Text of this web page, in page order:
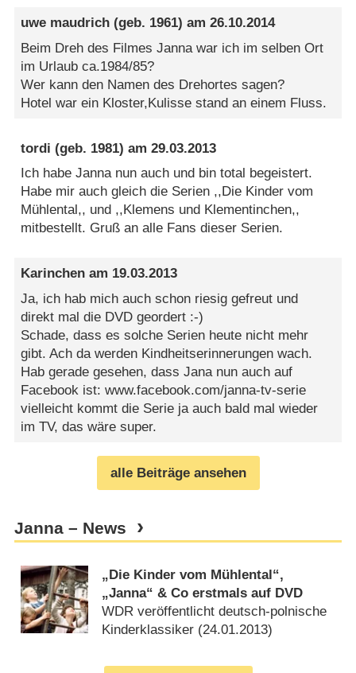
uwe maudrich (geb. 1961) am26.10.2014
Beim Dreh des Filmes Janna war ich im selben Ort
im Urlaub ca.1984/85?
Wer kann den Namen des Drehortes sagen?
Hotel war ein Kloster,Kulisse stand an einem Fluss.
tordi (geb. 1981) am29.03.2013
Ich habe Janna nun auch und bin total begeistert.
Habe mir auch gleich die Serien ,,Die Kinder vom
Mühlental,, und ,,Klemens und Klementinchen,,
mitbestellt. Gruß an alle Fans dieser Serien.
Karinchen am 19.03.2013
Ja, ich hab mich auch schon riesig gefreut und
direkt mal die DVD geordert :-)
Schade, dass es solche Serien heute nicht mehr
gibt. Ach da werden Kindheitserinnerungen wach.
Hab gerade gesehen, dass Jana nun auch auf
Facebook ist: www.facebook.com/janna-tv-serie
vielleicht kommt die Serie ja auch bald mal wieder
im TV, das wäre super.
alle Beiträge ansehen
Janna – News
„Die Kinder vom Mühlental“,
„Janna“ & Co erstmals auf DVD
WDR veröffentlicht deutsch-polnische
Kinderklassiker (24.01.2013)